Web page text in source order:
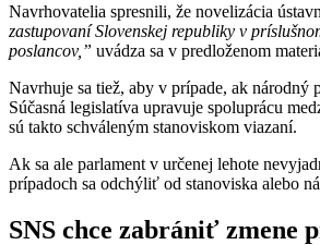
Navrhovatelia spresnili, že novelizácia
zastupovaní Slovenskej republiky v
poslancov,” uvádza sa v predloženom
Navrhuje sa tiež, aby v prípade, ak národný
Súčasná legislatíva upravuje spoluprácu
sú takto schváleným stanoviskom viazaní.
Ak sa ale parlament v určenej lehote
prípadoch sa odchýliť od stanoviska alebo
SNS chce zabrániť zmene